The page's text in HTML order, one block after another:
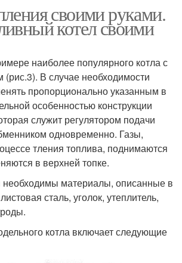
своими руками.
котел своими
наиболее популярного котла с
(рис.3). В случае необходимости
пропорционально указанным в
особенностью конструкции
служит регулятором подачи
одновременно. Газы,
тления топлива, поднимаются
в верхней топке.
необходимы материалы, описанные в
сталь, уголок, утеплитель,
котла включает следующие